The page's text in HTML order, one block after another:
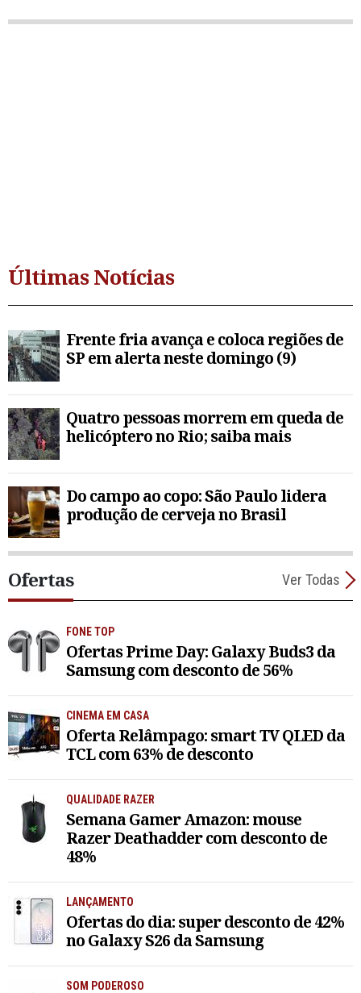
Últimas Notícias
Frente fria avança e coloca regiões de
SP em alerta neste domingo (9)
Quatro pessoas morrem em queda de
helicóptero no Rio; saiba mais
Do campo ao copo: São Paulo lidera
produção de cerveja no Brasil
Ofertas Ver Todas
FONE TOP
Ofertas Prime Day: Galaxy Buds3 da
Samsung com desconto de 56%
CINEMA EM CASA
Oferta Relâmpago: smart TV QLED da
TCL com 63% de desconto
QUALIDADE RAZER
Semana Gamer Amazon: mouse
Razer Deathadder com desconto de
48%
LANÇAMENTO
Ofertas do dia: super desconto de 42%
no Galaxy S26 da Samsung
SOM PODEROSO